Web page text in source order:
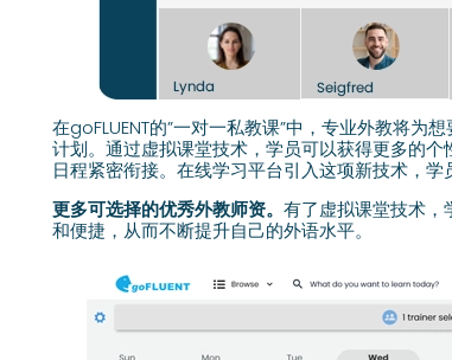
在goFLUENT的”一对一私教课”中，专业外教将为
计划。通过虚拟课堂技术，学员可以获得更多的
日程紧密衔接。在线学习平台引入这项新技术，学
更多可选择的优秀外教师资。 有了虚拟课堂技术，
和便捷，从而不断提升自己的外语水平。